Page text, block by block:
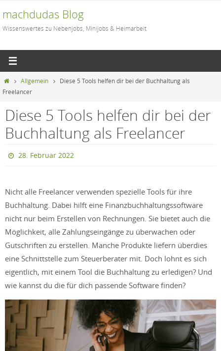
Inhalt
springen
machdudas Blog
Wissenswertes zu Nebenjobs, Minijobs & Heimarbeit
StartAllgemein
Diese 5 Tools helfen dir bei der Buchhaltung als
Freelancer
Diese 5 Tools helfen dir bei der
Buchhaltung als Freelancer
28. Februar 2022
Nicht alle Freelancer verwenden spezielle Tools für ihre
Buchhaltung. Dabei hilft eine Finanzbuchhaltungssoftware
nicht nur beim Erstellen von Rechnungen. Sie bietet auch die
Möglichkeit, alle Zahlungseingänge zu überwachen oder
Gutschriften zu erstellen. Manche Produkte liefern überdies
eine Schnittstelle zum Steuerberater mit. Doch lohnt es sich
eigentlich, mit einem Tool die Buchhaltung zu erledigen? Und
wie kannst du die für dich passende Software finden?